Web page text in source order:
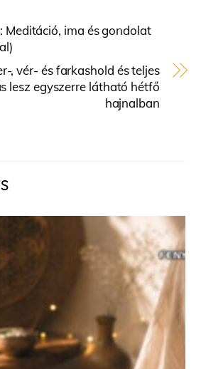
Meditáció, ima és gondolat
, vér- és farkashold és teljes
lesz egyszerre látható hétfő
hajnalban